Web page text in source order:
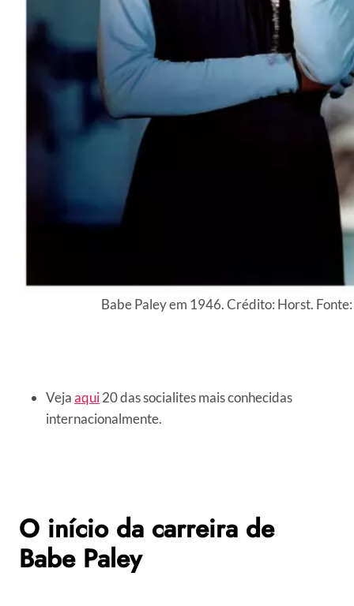
Babe Paley em 1946. Crédito: Horst.
Vejaaqui20 das socialites mais conhecidas
internacionalmente.
O início da carreira de
Babe Paley